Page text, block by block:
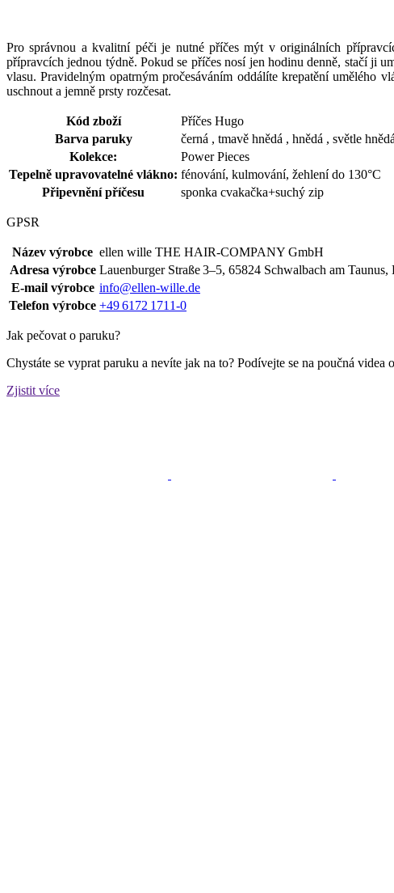
Pro správnou a kvalitní péči je nutné příčes mýt v originálních
přípravcích jednou týdně. Pokud se příčes nosí jen hodinu denně, stačí ji
vlasu. Pravidelným opatrným pročesáváním oddálíte krepatění umělého
uschnout a jemně prsty rozčesat.
Kód zboží
Příčes Hugo
Barva paruky
černá , tmavě hnědá , hnědá , světle
Kolekce:
Power Pieces
Tepelně upravovatelné vlákno: fénování, kulmování, žehlení do 130°C
Připevnění příčesu
sponka cvakačka+suchý zip
GPSR
Název výrobce ellen wille THE HAIR‑COMPANY GmbH
Adresa výrobce Lauenburger Straße 3–5, 65824 Schwalbach am Taunus,
E-mail výrobce info@ellen-wille.de
Telefon výrobce +49 6172 1711‑0
Jak pečovat o paruku?
Chystáte se vyprat paruku a nevíte jak na to? Podívejte se na poučná
Zjistit více